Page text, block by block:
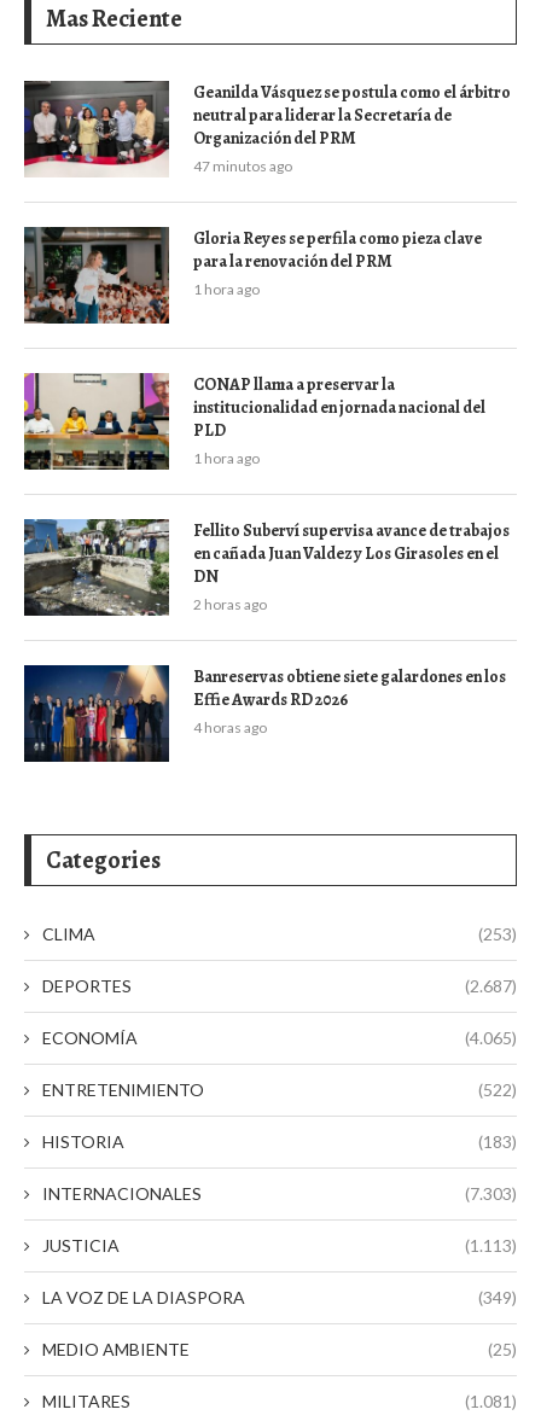
Mas Reciente
Geanilda Vásquez se postula como el árbitro
neutral para liderar la Secretaría de
Organización del PRM
47 minutos ago
Gloria Reyes se perfila como pieza clave
para la renovación del PRM
1 hora ago
CONAP llama a preservar la
institucionalidad en jornada nacional del
PLD
1 hora ago
Fellito Suberví supervisa avance de trabajos
en cañada Juan Valdez y Los Girasoles en el
DN
2 horas ago
Banreservas obtiene siete galardones en los
Effie Awards RD 2026
4 horas ago
Categories
CLIMA (253)
DEPORTES (2.687)
ECONOMÍA (4.065)
ENTRETENIMIENTO (522)
HISTORIA (183)
INTERNACIONALES (7.303)
JUSTICIA (1.113)
LA VOZ DE LA DIASPORA (349)
MEDIO AMBIENTE (25)
MILITARES (1.081)